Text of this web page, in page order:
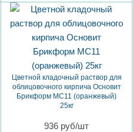
Цветной кладочный раствор для
облицовочного кирпича Основит
Брикформ MC11 (оранжевый)
25кг
936 руб/шт